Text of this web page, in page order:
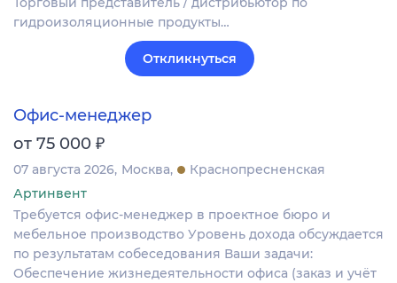
гидроизоляционные продукты…
Откликнуться
Офис-менеджер
от 75 000 ₽
07 августа 2026 Москва
Краснопресненская
Артинвент
Требуется офис-менеджер в проектное бюро и
мебельное производство Уровень дохода обсуждается
по результатам собеседования Ваши задачи:
Обеспечение жизнедеятельности офиса (заказ и учёт